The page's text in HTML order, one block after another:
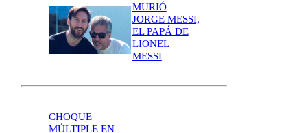
MURIÓ
JORGE MESSI,
EL PAPÁ DE
LIONEL
MESSI
CHOQUE
MÚLTIPLE EN